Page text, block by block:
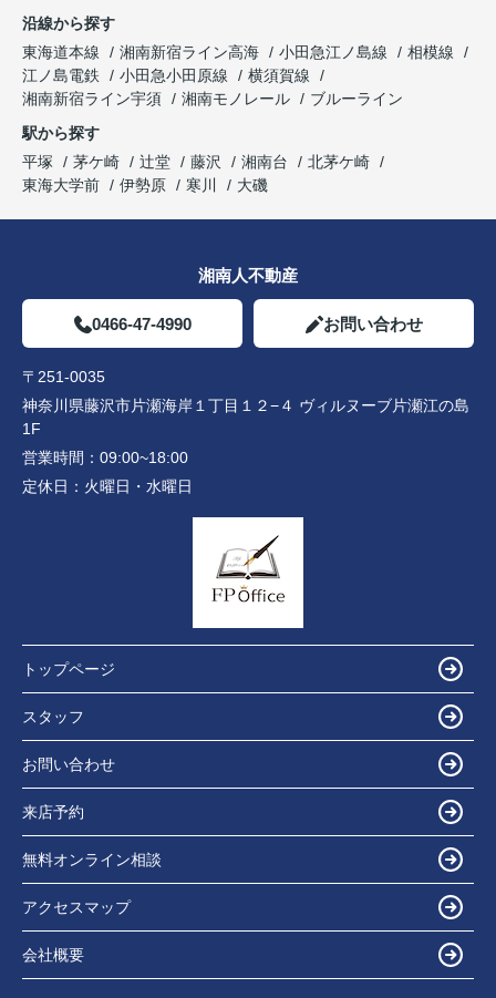
沿線から探す
東海道本線
湘南新宿ライン高海 小田急江ノ島線
相模線
江ノ島電鉄
小田急小田原線
横須賀線
湘南新宿ライン宇須
湘南モノレール
ブルーライン
駅から探す
平塚
茅ケ崎 辻堂 藤沢 湘南台
北茅ケ崎
東海大学前
伊勢原 寒川 大磯
湘南人不動産
0466-47-4990 お問い合わせ
〒251-0035
神奈川県藤沢市片瀬海岸１丁目１２−４ ヴィルヌーブ片瀬江の島
1F
営業時間： 09:00~18:00
定休日： 火曜日・水曜日
トップページ
スタッフ
お問い合わせ
来店予約
無料オンライン相談
アクセスマップ
会社概要